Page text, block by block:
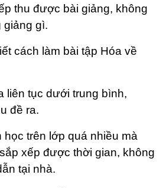
thu được bài giảng, không
giảng gì.
cách làm bài tập Hóa về
liên tục dưới trung bình,
đề ra.
trên lớp quá nhiều mà
xếp được thời gian, không
tại nhà.